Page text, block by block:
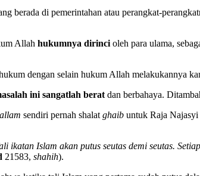
berada di pemerintahan atau perangkat-
Allah hukumnya dirincioleh para ulama,
dengan selain hukum Allah melakukannya
ini sangatlah beratdan berbahaya.
sendiri pernah shalatghaib untuk Raja
ikatan Islam akan putus seutas demi seutas.
21583, shahih).